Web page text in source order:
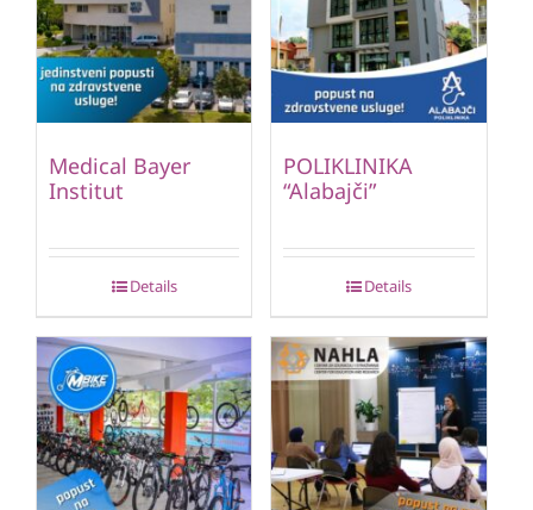
Medical Bayer
Institut
Details
POLIKLINIKA
“Alabajči”
Details